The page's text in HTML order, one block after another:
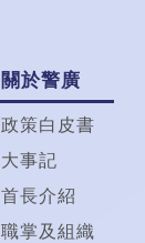
關於警廣
政策白皮書
大事記
首長介紹
職掌及組織